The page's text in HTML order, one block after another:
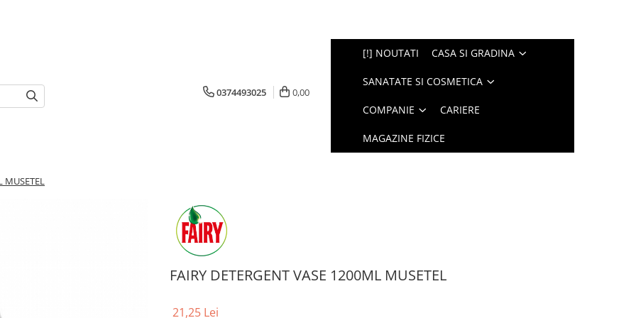
0374493025 0,00
[!] NOUTATI CASA SI GRADINA
SANATATE SI COSMETICA
COMPANIE CARIERE
MAGAZINE FIZICE
MUSETEL
FAIRY DETERGENT VASE 1200ML MUSETEL
21,25 Lei